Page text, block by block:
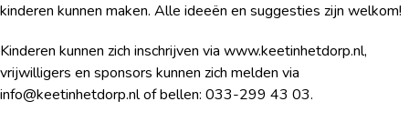
kinderen kunnen maken. Alle ideeën en suggesties zijn welkom!
Kinderen kunnen zich inschrijven via www.keetinhetdorp.nl,
vrijwilligers en sponsors kunnen zich melden via
info@keetinhetdorp.nl of bellen: 033-299 43 03.